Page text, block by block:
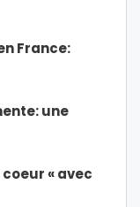
France:
une
« avec